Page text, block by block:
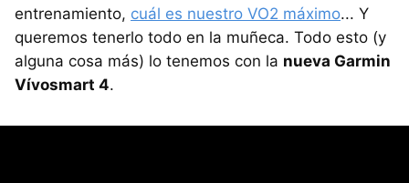
entrenamiento, cuál es nuestro VO2 máximo... Y
queremos tenerlo todo en la muñeca. Todo esto (y
alguna cosa más) lo tenemos con la nueva Garmin
Vívosmart 4.